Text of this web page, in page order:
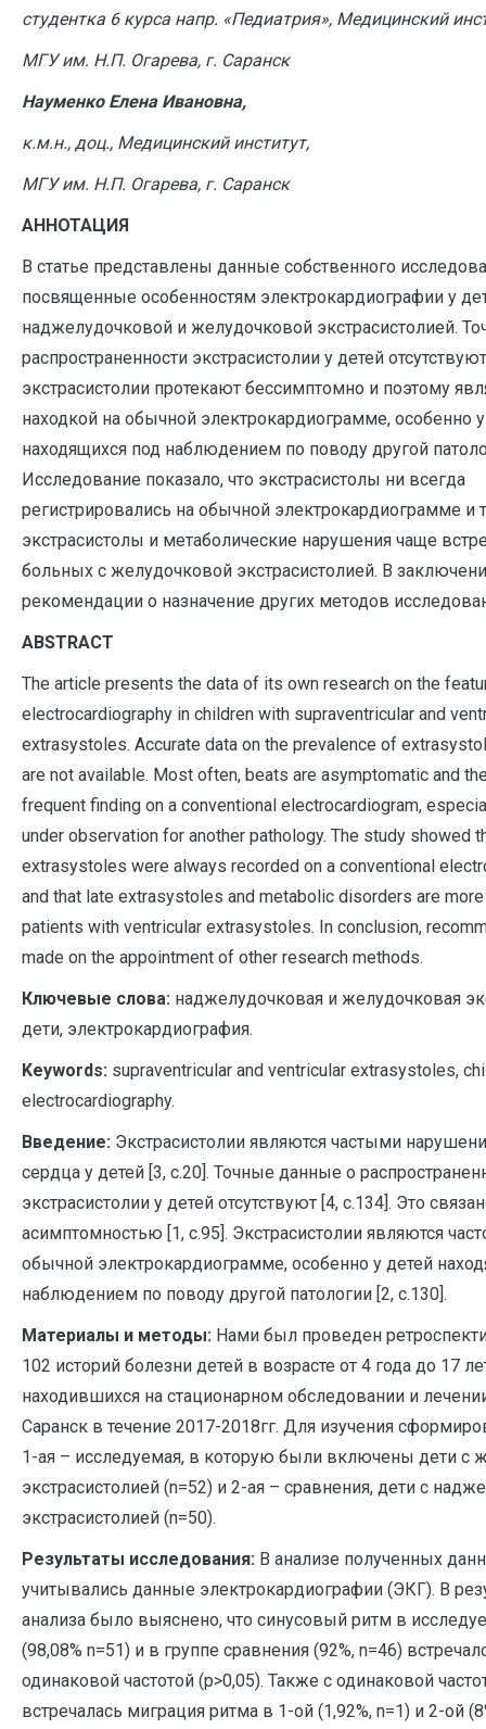
студентка 6 курса напр. «Педиатрия», Медицинский
МГУ им. Н.П. Огарева, г. Саранск
Науменко Елена Ивановна,
к.м.н., доц., Медицинский институт,
МГУ им. Н.П. Огарева, г. Саранск
АННОТАЦИЯ
В статье представлены данные собственного
посвященные особенностям электрокардиографии у
наджелудочковой и желудочковой экстрасистолией.
распространенности экстрасистолии у детей
экстрасистолии протекают бессимптомно и поэтому
находкой на обычной электрокардиограмме, особенно
находящихся под наблюдением по поводу другой
Исследование показало, что экстрасистолы ни всегда
регистрировались на обычной электрокардиограмме и
экстрасистолы и метаболические нарушения чаще
больных с желудочковой экстрасистолией. В
рекомендации о назначение других методов
ABSTRACT
The article presents the data of its own research on the
electrocardiography in children with supraventricular and
extrasystoles. Accurate data on the prevalence of
are not available. Most often, beats are asymptomatic and
frequent finding on a conventional electrocardiogram,
under observation for another pathology. The study showed
extrasystoles were always recorded on a conventional
and that late extrasystoles and metabolic disorders are
patients with ventricular extrasystoles. In conclusion,
made on the appointment of other research methods.
Ключевые слова: наджелудочковая и желудочковая
дети, электрокардиография.
Keywords: supraventricular and ventricular extrasystoles,
electrocardiography.
Введение: Экстрасистолии являются частыми
сердца у детей [3, c.20]. Точные данные о
экстрасистолии у детей отсутствуют [4, c.134]. Это
асимптомностью [1, c.95]. Экстрасистолии являются
обычной электрокардиограмме, особенно у детей
наблюдением по поводу другой патологии [2, c.130].
Материалы и методы: Нами был проведен
102 историй болезни детей в возрасте от 4 года до 17
находившихся на стационарном обследовании и
Саранск в течение 2017-2018гг. Для изучения
1-ая – исследуемая, в которую были включены дети с
экстрасистолией (n=52) и 2-ая – сравнения, дети с
экстрасистолией (n=50).
Результаты исследования: В анализе полученных
учитывались данные электрокардиографии (ЭКГ). В
анализа было выяснено, что синусовый ритм в
(98,08% n=51) и в группе сравнения (92%, n=46)
одинаковой частотой (p>0,05). Также с одинаковой
встречалась миграция ритма в 1-ой (1,92%, n=1) и 2-ой